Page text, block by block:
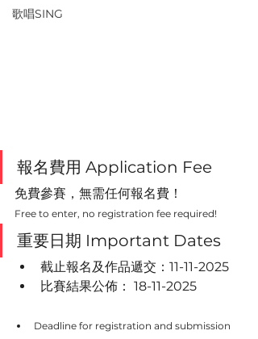
歌唱SING
報名費用 Application Fee
免費參賽，無需任何報名費！
Free to enter, no registration fee required!
重要日期 Important Dates
截止報名及作品遞交：11-11-2025
比賽結果公佈： 18-11-2025
Deadline for registration and submission